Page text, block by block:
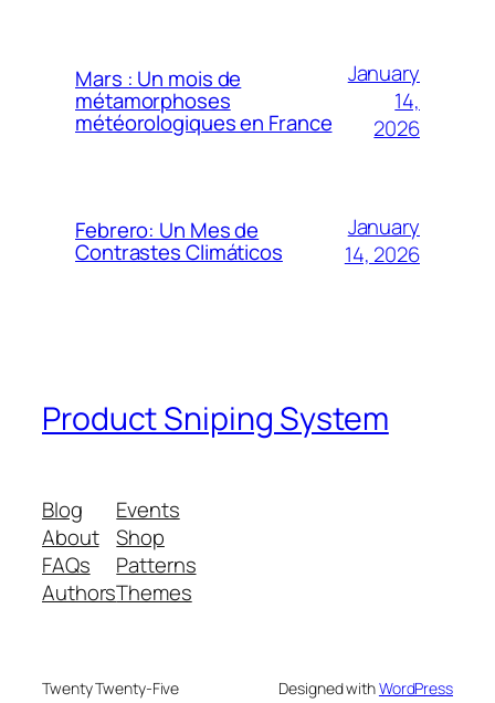
Mars : Un mois de
métamorphoses
météorologiques en France
January
14,
2026
Febrero: Un Mes de
Contrastes Climáticos
January
14, 2026
Product Sniping System
Blog
About
FAQs
Authors
Events
Shop
Patterns
Themes
Twenty Twenty-Five Designed withWordPress